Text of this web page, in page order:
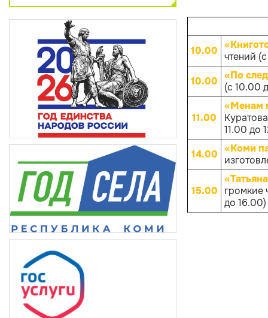
10.00 чтений
10.00 «По
(с 10.00
11.00
«Менам
11.00 до
14.00 «Коми
15.00
громкие
до 16.00)